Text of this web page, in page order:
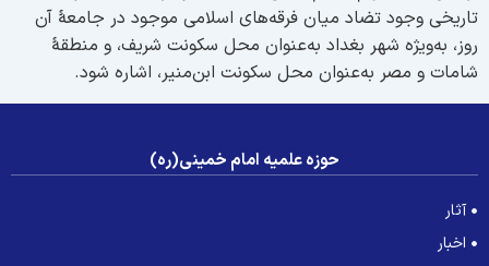
وجود تضاد میان فرقه‌های اسلامی موجود در جامعۀ آن
به‌ویژه شهر بغداد به‌عنوان محل سکونت شریف، و منطقۀ
و مصر به‌عنوان محل سکونت ابن‌منیر، اشاره شود.
حوزه علمیه امام خمینی(ره)
آثار
اخبار